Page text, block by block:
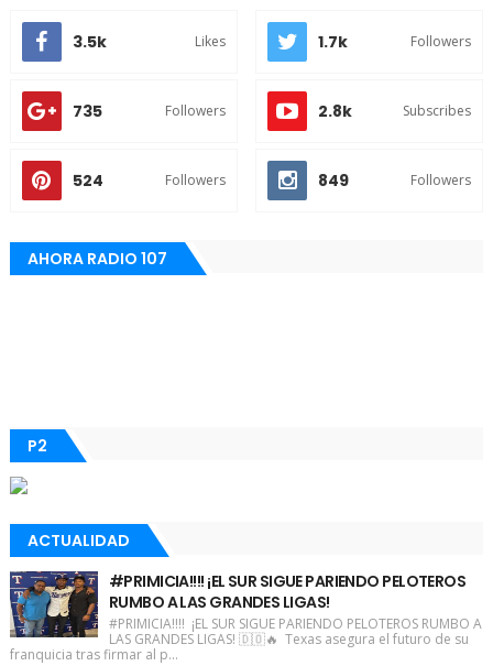
3.5k Likes 1.7k Followers
735 Followers 2.8k Subscribes
524 Followers 849 Followers
AHORA RADIO 107
P2
ACTUALIDAD
#PRIMICIA!!!! ¡EL SUR SIGUE PARIENDO PELOTEROS
RUMBO A LAS GRANDES LIGAS!
#PRIMICIA!!!! ¡EL SUR SIGUE PARIENDO PELOTEROS RUMBO A
LAS GRANDES LIGAS! 🇩🇴🔥 Texas asegura el futuro de su
franquicia tras firmar al p...